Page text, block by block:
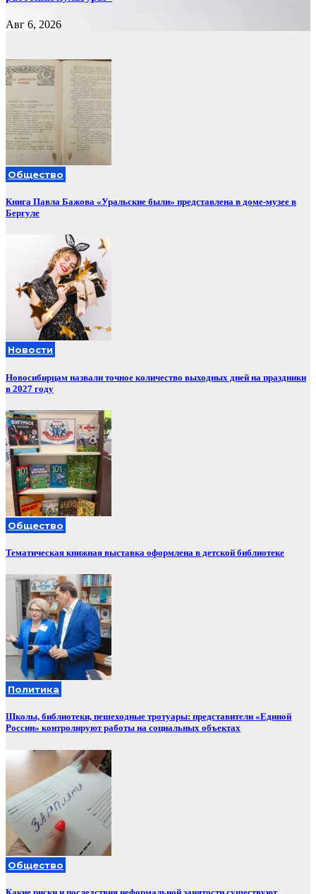
Авг 6, 2026
Общество
Книга Павла Бажова «Уральские были» представлена в доме-музее в
Бергуле
Новости
Новосибирцам назвали точное количество выходных дней на праздники
в 2027 году
Общество
Тематическая книжная выставка оформлена в детской библиотеке
Политика
Школы, библиотеки, пешеходные тротуары: представители «Единой
России» контролируют работы на социальных объектах
Общество